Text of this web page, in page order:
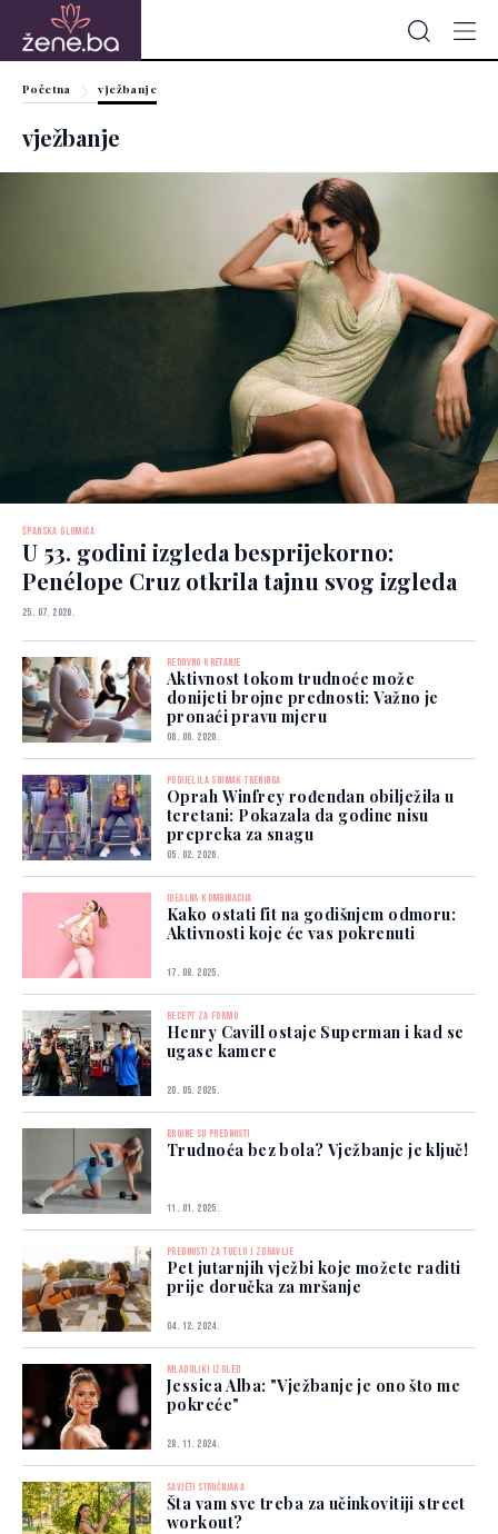
Početna vježbanje
vježbanje
ŠPANSKA GLUMICA
U 53. godini izgleda besprijekorno:
Penélope Cruz otkrila tajnu svog izgleda
25. 07. 2026.
REDOVNO KRETANJE
Aktivnost tokom trudnoće može
donijeti brojne prednosti: Važno je
pronaći pravu mjeru
08. 06. 2026.
PODIJELILA SNIMAK TRENINGA
Oprah Winfrey rođendan obilježila u
teretani: Pokazala da godine nisu
prepreka za snagu
05. 02. 2026.
IDEALNA KOMBINACIJA
Kako ostati fit na godišnjem odmoru:
Aktivnosti koje će vas pokrenuti
17. 08. 2025.
RECEPT ZA FORMU
Henry Cavill ostaje Superman i kad se
ugase kamere
20. 05. 2025.
BROJNE SU PREDNOSTI
Trudnoća bez bola? Vježbanje je ključ!
11. 01. 2025.
PREDNOSTI ZA TIJELO I ZDRAVLJE
Pet jutarnjih vježbi koje možete raditi
prije doručka za mršanje
04. 12. 2024.
MLADOLIKI IZGLED
Jessica Alba: "Vježbanje je ono što me
pokreće"
28. 11. 2024.
SAVJETI STRUČNJAKA
Šta vam sve treba za učinkovitiji street
workout?